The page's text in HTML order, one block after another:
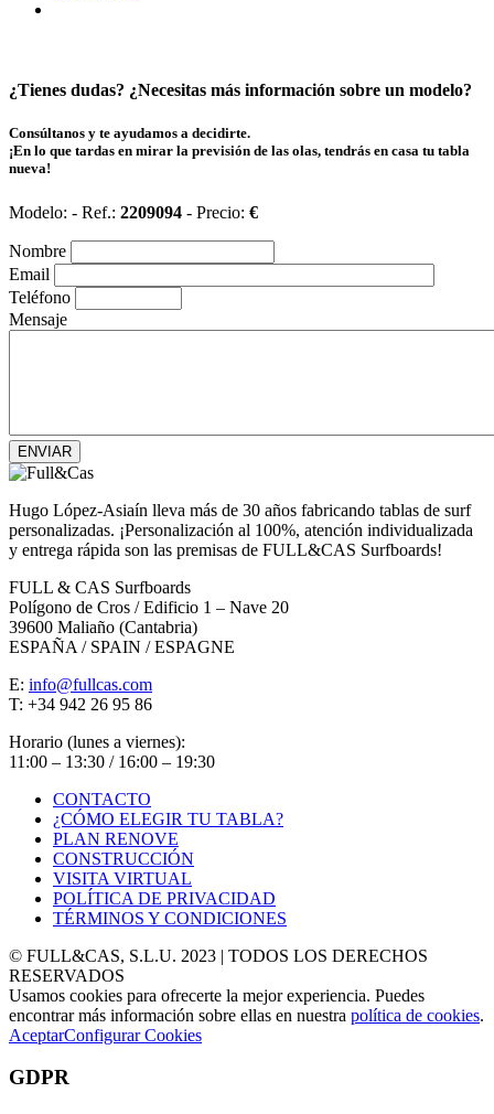
¿Tienes dudas? ¿Necesitas más información sobre un modelo?
Consúltanos y te ayudamos a decidirte.
¡En lo que tardas en mirar la previsión de las olas, tendrás en casa tu tabla
nueva!
Modelo: - Ref.: 2209094 - Precio: €
Nombre
Email
Teléfono
Mensaje
ENVIAR
Hugo López-Asiaín lleva más de 30 años fabricando tablas de surf
personalizadas. ¡Personalización al 100%, atención individualizada
y entrega rápida son las premisas de FULL&CAS Surfboards!
FULL & CAS Surfboards
Polígono de Cros / Edificio 1 – Nave 20
39600 Maliaño (Cantabria)
ESPAÑA / SPAIN / ESPAGNE
E: info@fullcas.com
T: +34 942 26 95 86
Horario (lunes a viernes):
11:00 – 13:30 / 16:00 – 19:30
CONTACTO
¿CÓMO ELEGIR TU TABLA?
PLAN RENOVE
CONSTRUCCIÓN
VISITA VIRTUAL
POLÍTICA DE PRIVACIDAD
TÉRMINOS Y CONDICIONES
© FULL&CAS, S.L.U. 2023 | TODOS LOS DERECHOS
RESERVADOS
Usamos cookies para ofrecerte la mejor experiencia. Puedes
encontrar más información sobre ellas en nuestra política de cookies.
AceptarConfigurar Cookies
GDPR